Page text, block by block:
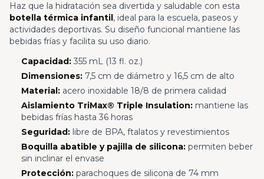
Haz que la hidratación sea divertida y saludable con esta
botella térmica infantil, ideal para la escuela, paseos y
actividades deportivas. Su diseño funcional mantiene las
bebidas frías y facilita su uso diario.
Capacidad:355 mL (13 fl. oz.)
Dimensiones:7,5 cm de diámetro y 16,5 cm de alto
Material:acero inoxidable 18/8 de primera calidad
Aislamiento TriMax® Triple Insulation:mantiene las
bebidas frías hasta 36 horas
Seguridad:libre de BPA, ftalatos y revestimientos
Boquilla abatible y pajilla de silicona:permiten beber
sin inclinar el envase
Protección:parachoques de silicona de 74 mm